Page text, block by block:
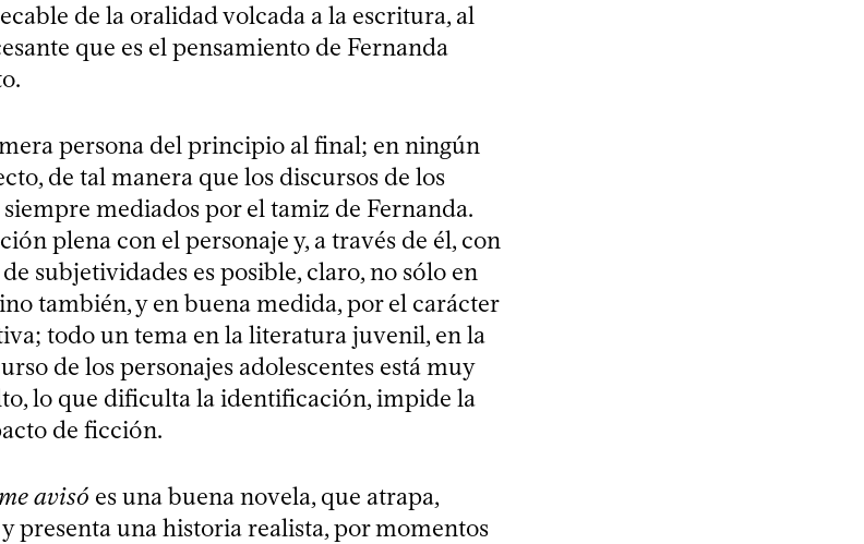
de la oralidad volcada a la escritura, al
que es el pensamiento de Fernanda
persona del principio al final; en ningún
de tal manera que los discursos de los
mediados por el tamiz de Fernanda.
plena con el personaje y, a través de él, con
subjetividades es posible, claro, no sólo en
también, y en buena medida, por el carácter
todo un tema en la literatura juvenil, en la
de los personajes adolescentes está muy
lo que dificulta la identificación, impide la
de ficción.
avisó es una buena novela, que atrapa,
presenta una historia realista, por momentos